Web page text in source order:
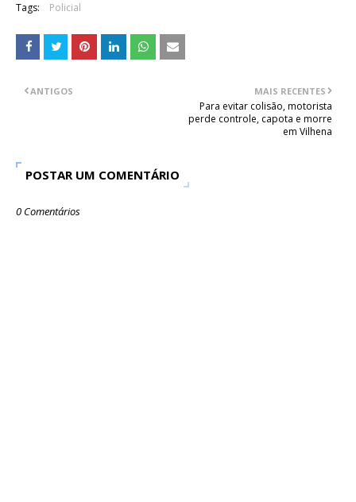
Tags: Policial
MAIS RECENTES
Para evitar colisão, motorista
perde controle, capota e morre
em Vilhena
ANTIGOS
POSTAR UM COMENTÁRIO
0 Comentários